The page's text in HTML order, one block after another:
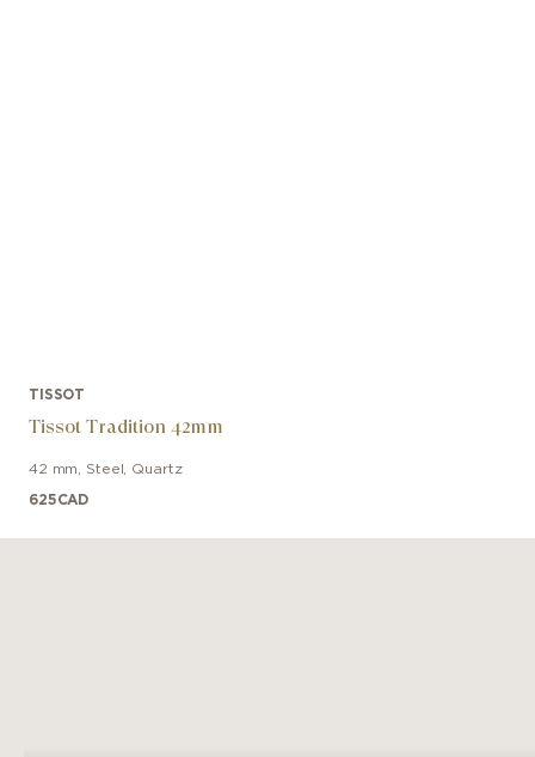
TISSOT
Tissot Tradition 42mm
42 mm Steel Quartz
625CAD